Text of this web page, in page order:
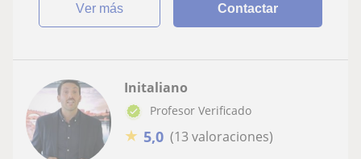
ver más Contactar
Initaliano
Profesor Verificado
★ 5,0 (13 valoraciones)